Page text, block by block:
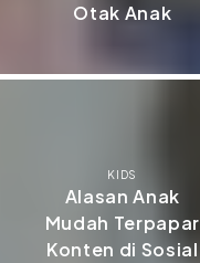
Otak Anak
KIDS
Alasan Anak
Mudah Terpapar
Konten di Sosial